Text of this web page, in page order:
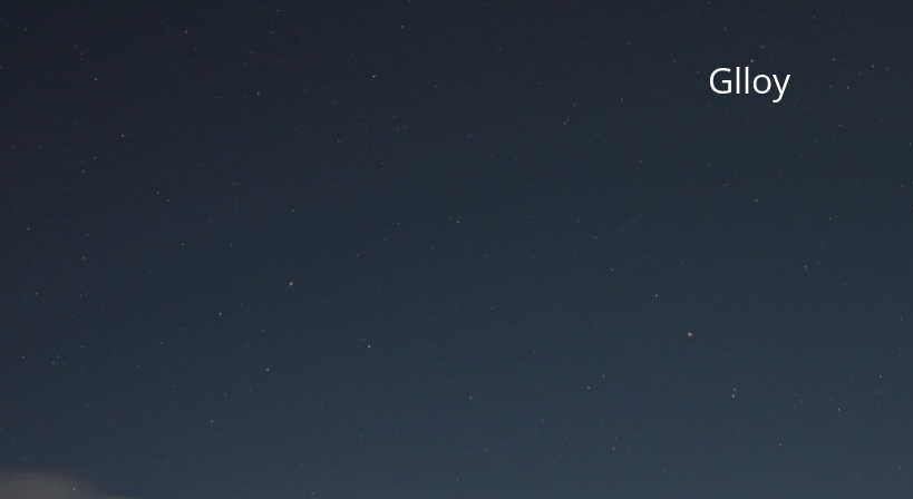
Glloy